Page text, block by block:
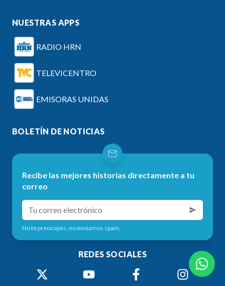
NUESTRAS APPS
RADIO HRN
TELEVICENTRO
EMISORAS UNIDAS
BOLETÍN DE NOTICIAS
Recibe las mejores historias directamente a tu
correo
No te preocupes, no enviamos spam.
REDES SOCIALES